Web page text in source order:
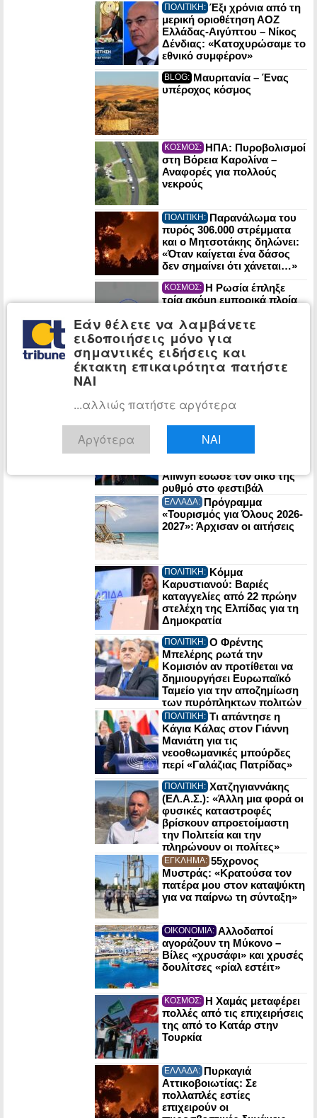
ΠΟΛΙΤΙΚΗ: Έξι χρόνια από τη
μερική οριοθέτηση ΑΟΖ
Ελλάδας-Αιγύπτου – Νίκος
Δένδιας: «Κατοχυρώσαμε το
εθνικό συμφέρον»
BLOG: Μαυριτανία – Ένας
υπέροχος κόσμος
ΚΟΣΜΟΣ: ΗΠΑ: Πυροβολισμοί
στη Βόρεια Καρολίνα –
Αναφορές για πολλούς
νεκρούς
ΠΟΛΙΤΙΚΗ: Παρανάλωμα του
πυρός 306.000 στρέμματα
και ο Μητσοτάκης δηλώνει:
«Όταν καίγεται ένα δάσος
δεν σημαίνει ότι χάνεται…»
ΚΟΣΜΟΣ: Η Ρωσία έπληξε
τρία ακόμη εμπορικά πλοία
(Βίντεο)
ΕΛΛΑΔΑ: Η κυβερνητική
ανακοίνωση με τα μέτρα για
Βοιωτία
ΔΙΑΣΚΕΔΑΣΗ: Το επετειακό
Release Athens 2026 έριξε
αυλαία με αξέχαστα live και
Allwyn έδωσε τον δικό της
ρυθμό στο φεστιβάλ
ΕΛΛΑΔΑ: Πρόγραμμα
«Τουρισμός για Όλους 2026-
2027»: Άρχισαν οι αιτήσεις
ΠΟΛΙΤΙΚΗ: Κόμμα
Καρυστιανού: Βαριές
καταγγελίες από 22 πρώην
στελέχη της Ελπίδας για τη
Δημοκρατία
ΠΟΛΙΤΙΚΗ: Ο Φρέντης
Μπελέρης ρωτά την
Κομισιόν αν προτίθεται να
δημιουργήσει Ευρωπαϊκό
Ταμείο για την αποζημίωση
των πυρόπληκτων πολιτών
ΠΟΛΙΤΙΚΗ: Τι απάντησε η
Κάγια Κάλας στον Γιάννη
Μανιάτη για τις
νεοοθωμανικές μπούρδες
περί «Γαλάζιας Πατρίδας»
ΠΟΛΙΤΙΚΗ: Χατζηγιαννάκης
(ΕΛ.Α.Σ.): «Άλλη μια φορά οι
φυσικές καταστροφές
βρίσκουν απροετοίμαστη
την Πολιτεία και την
πληρώνουν οι πολίτες»
ΕΓΚΛΗΜΑ: 55χρονος
Μυστράς: «Κρατούσα τον
πατέρα μου στον καταψύκτη
για να παίρνω τη σύνταξη»
ΟΙΚΟΝΟΜΙΑ: Αλλοδαποί
αγοράζουν τη Μύκονο –
Βίλες «χρυσάφι» και χρυσές
δουλίτσες «ρίαλ εστέιτ»
ΚΟΣΜΟΣ: Η Χαμάς μεταφέρει
πολλές από τις επιχειρήσεις
της από το Κατάρ στην
Τουρκία
ΕΛΛΑΔΑ: Πυρκαγιά
Αττικοβοιωτίας: Σε
πολλαπλές εστίες
επιχειρούν οι
Εάν θέλετε να λαμβάνετε
ειδοποιήσεις μόνο για
σημαντικές ειδήσεις και
έκτακτη επικαιρότητα πατήστε
ΝΑΙ
...αλλιώς πατήστε αργότερα
Αργότερα ΝΑΙ